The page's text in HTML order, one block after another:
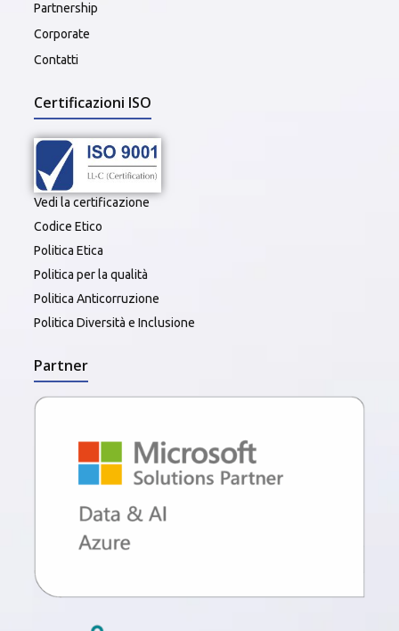
Partnership
Corporate
Contatti
Certificazioni ISO
Vedi la certificazione
Codice Etico
Politica Etica
Politica per la qualità
Politica Anticorruzione
Politica Diversità e Inclusione
Partner